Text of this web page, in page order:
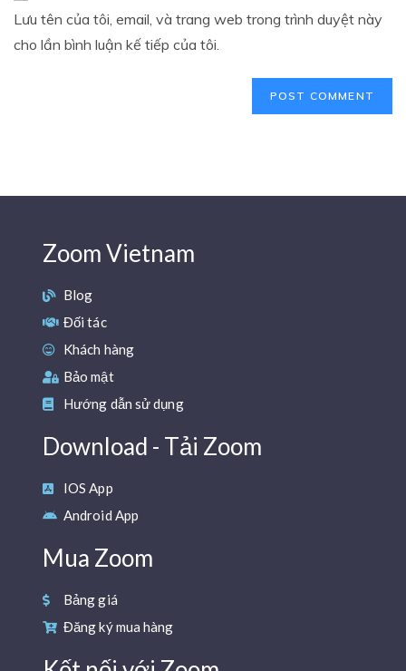
Lưu tên của tôi, email, và trang web trong trình duyệt này
cho lần bình luận kế tiếp của tôi.
Zoom Vietnam
Blog
Đối tác
Khách hàng
Bảo mật
Hướng dẫn sử dụng
Download - Tải Zoom
IOS App
Android App
Mua Zoom
Bảng giá
Đăng ký mua hàng